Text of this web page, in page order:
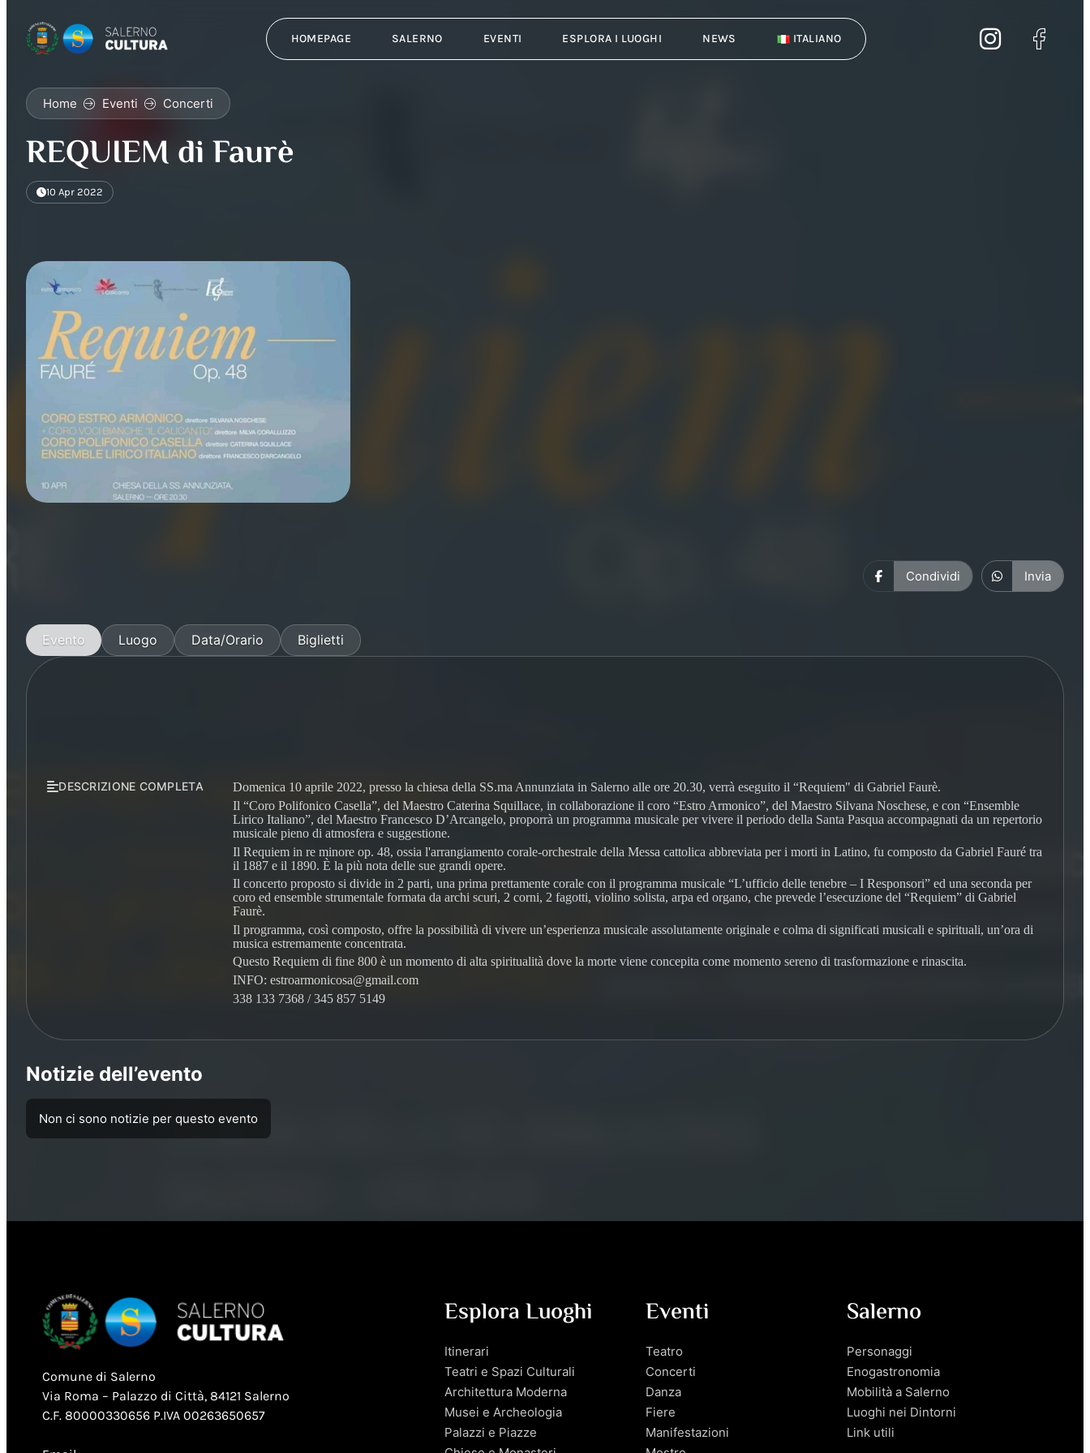
HOMEPAGE SALERNO EVENTI ESPLORA I LUOGHI NEWS ITALIANO
Home Eventi Concerti
REQUIEM di Faurè
10 Apr 2022
Condividi Invia
Evento Luogo Data/Orario Biglietti
DESCRIZIONE COMPLETA
Domenica 10 aprile 2022, presso la chiesa della SS.ma Annunziata in Salerno alle ore 20.30, verrà eseguito il “Requiem" di Gabriel Faurè.
Il “Coro Polifonico Casella”, del Maestro Caterina Squillace, in collaborazione il coro “Estro Armonico”, del Maestro Silvana Noschese, e con “Ensemble
Lirico Italiano”, del Maestro Francesco D’Arcangelo, proporrà un programma musicale per vivere il periodo della Santa Pasqua accompagnati da un repertorio
musicale pieno di atmosfera e suggestione.
Il Requiem in re minore op. 48, ossia l'arrangiamento corale-orchestrale della Messa cattolica abbreviata per i morti in Latino, fu composto da Gabriel Fauré tra
il 1887 e il 1890. È la più nota delle sue grandi opere.
Il concerto proposto si divide in 2 parti, una prima prettamente corale con il programma musicale “L’ufficio delle tenebre – I Responsori” ed una seconda per
coro ed ensemble strumentale formata da archi scuri, 2 corni, 2 fagotti, violino solista, arpa ed organo, che prevede l’esecuzione del “Requiem” di Gabriel
Faurè.
Il programma, così composto, offre la possibilità di vivere un’esperienza musicale assolutamente originale e colma di significati musicali e spirituali, un’ora di
musica estremamente concentrata.
Questo Requiem di fine 800 è un momento di alta spiritualità dove la morte viene concepita come momento sereno di trasformazione e rinascita.
INFO: estroarmonicosa@gmail.com
338 133 7368 / 345 857 5149
Notizie dell’evento
Non ci sono notizie per questo evento
Comune di Salerno
Via Roma – Palazzo di Città, 84121 Salerno
C.F. 80000330656 P.IVA 00263650657
Esplora Luoghi
Itinerari
Teatri e Spazi Culturali
Architettura Moderna
Musei e Archeologia
Palazzi e Piazze
Eventi
Teatro
Concerti
Danza
Fiere
Manifestazioni
Salerno
Personaggi
Enogastronomia
Mobilità a Salerno
Luoghi nei Dintorni
Link utili